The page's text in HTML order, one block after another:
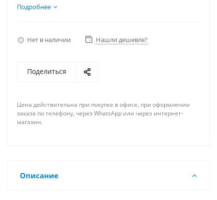
BOMBER WIFI D5, Видеокарта RTX 4080S 16Гб,
Подробнее
Нет в наличии Нашли дешевле?
Поделиться
Цена действительна при покупке в офисе, при оформлении
заказа по телефону, через WhatsApp или через интернет-
магазин.
Описание